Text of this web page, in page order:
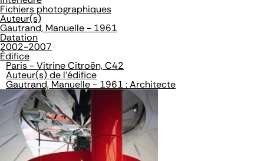
Fichiers photographiques
Auteur(s)
Gautrand, Manuelle - 1961
Datation
2002-2007
Édifice
Paris - Vitrine Citroën, C42
Auteur(s) de l'édifice
Gautrand, Manuelle - 1961 : Architecte